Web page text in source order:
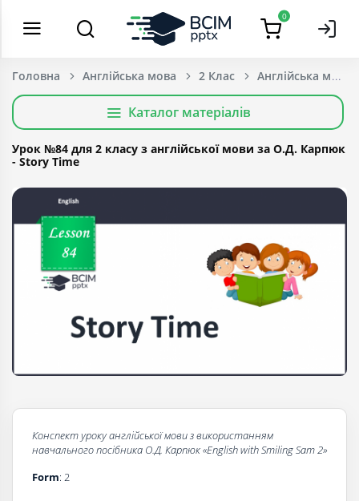
0
Головна Англійська мова 2 Клас
Каталог матеріалів
Урок №84 для 2 класу з англійської мови за О.Д. Карпюк
- Story Time
Конспект урокуанглійської мови з використанням
навчального посібника О.Д. Карпюк«English with Smiling Sam 2»
Form: 2